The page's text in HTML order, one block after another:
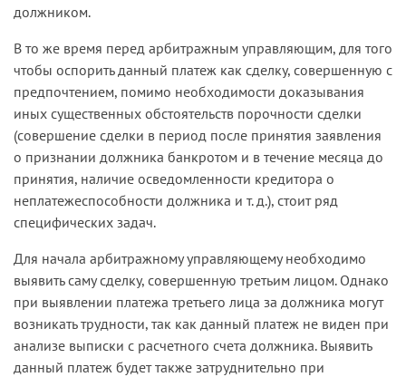
должником.
В то же время перед арбитражным управляющим, для того
чтобы оспорить данный платеж как сделку, совершенную с
предпочтением, помимо необходимости доказывания
иных существенных обстоятельств порочности сделки
(совершение сделки в период после принятия заявления
о признании должника банкротом и в течение месяца до
принятия, наличие осведомленности кредитора о
неплатежеспособности должника и т. д.), стоит ряд
специфических задач.
Для начала арбитражному управляющему необходимо
выявить саму сделку, совершенную третьим лицом. Однако
при выявлении платежа третьего лица за должника могут
возникать трудности, так как данный платеж не виден при
анализе выписки с расчетного счета должника. Выявить
данный платеж будет также затруднительно при